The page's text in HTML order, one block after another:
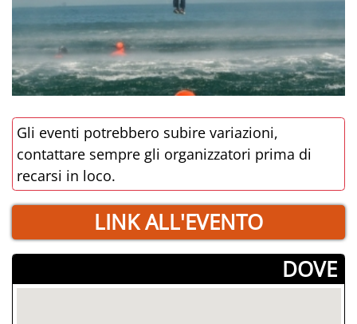
Gli eventi potrebbero subire variazioni,
contattare sempre gli organizzatori prima di
recarsi in loco.
LINK ALL'EVENTO
­DOVE